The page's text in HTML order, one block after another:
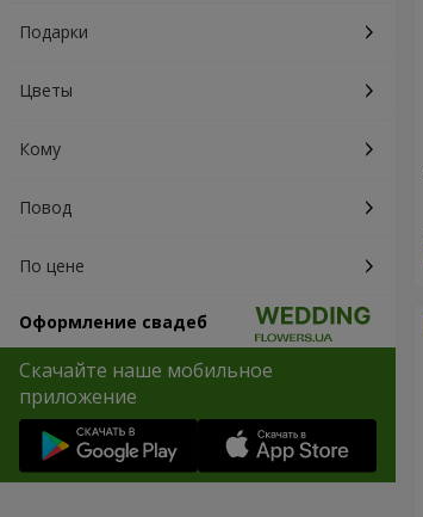
Подарки
Цветы
Кому
Повод
По цене
Оформление свадеб
Скачайте наше мобильное
приложение